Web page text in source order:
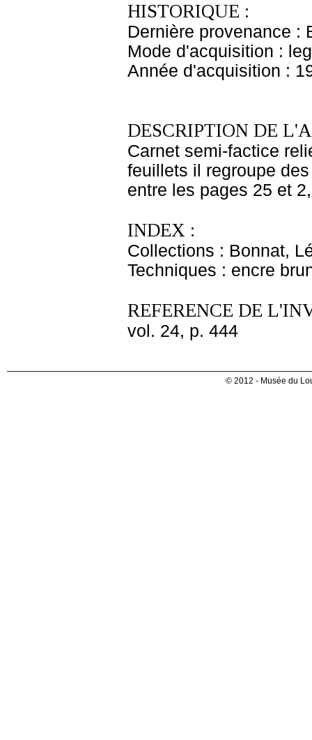
HISTORIQUE :
Dernière provenance :
Mode d'acquisition :
Année d'acquisition :
DESCRIPTION DE
Carnet semi-factice
feuillets il regroupe
entre les pages 25 et
INDEX :
Collections : Bonnat,
Techniques : encre
REFERENCE DE
vol. 24, p. 444
© 2012 - Musée du